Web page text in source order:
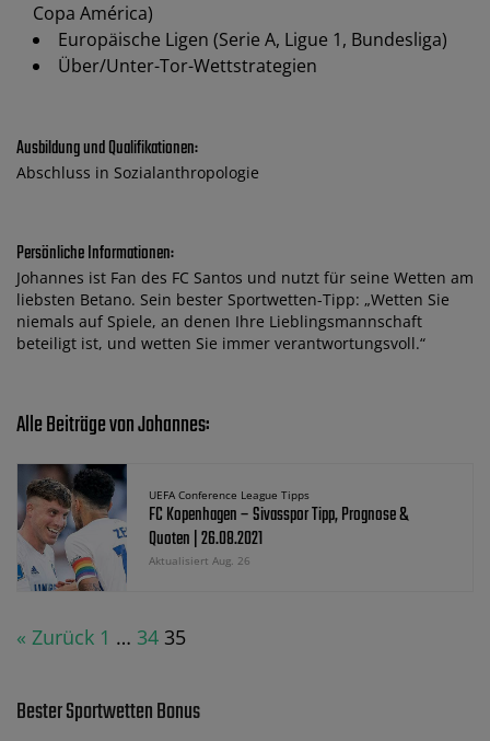
Copa América)
Europäische Ligen (Serie A, Ligue 1, Bundesliga)
Über/Unter-Tor-Wettstrategien
Ausbildung und Qualifikationen:
Abschluss in Sozialanthropologie
Persönliche Informationen:
Johannes ist Fan des FC Santos und nutzt für seine Wetten am
liebsten Betano. Sein bester Sportwetten-Tipp: „Wetten Sie
niemals auf Spiele, an denen Ihre Lieblingsmannschaft
beteiligt ist, und wetten Sie immer verantwortungsvoll.“
Alle Beiträge von Johannes:
UEFA Conference League Tipps
FC Kopenhagen – Sivasspor Tipp, Prognose &
Quoten | 26.08.2021
Aktualisiert Aug. 26
« Zurück 1 … 34 35
Bester Sportwetten Bonus